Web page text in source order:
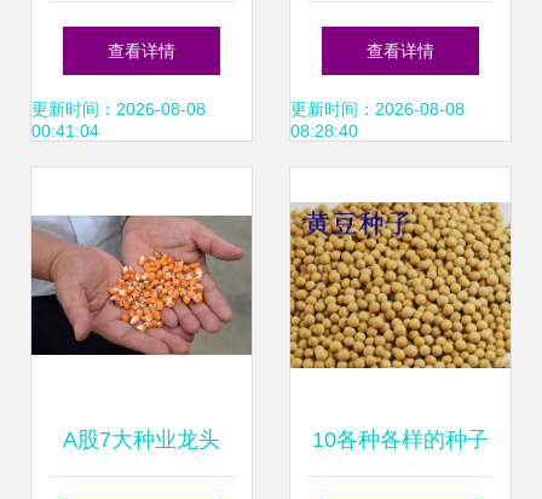
与种子追溯系统的
功能解析
查看详情
更新时间：2026-08-08
00:41:04
质供应 种植要点与
厂家推荐
查看详情
更新时间：2026-08-08
08:28:40
A股7大种业龙头 10各种各样的种子